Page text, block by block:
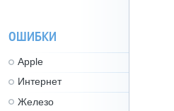
ОШИБКИ
Apple
Интернет
Железо